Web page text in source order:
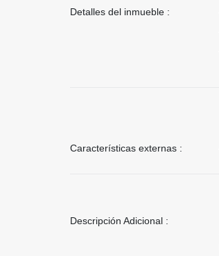
Detalles del inmueble :
Características externas :
Descripción Adicional :